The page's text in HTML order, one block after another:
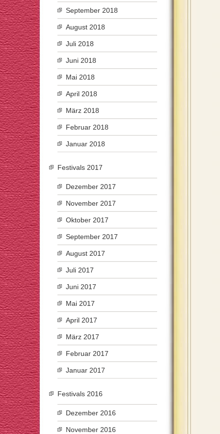
September 2018
August 2018
Juli 2018
Juni 2018
Mai 2018
April 2018
März 2018
Februar 2018
Januar 2018
Festivals 2017
Dezember 2017
November 2017
Oktober 2017
September 2017
August 2017
Juli 2017
Juni 2017
Mai 2017
April 2017
März 2017
Februar 2017
Januar 2017
Festivals 2016
Dezember 2016
November 2016